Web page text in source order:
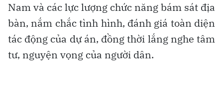
Nam và các lực lượng chức năng bám sát địa
bàn, nắm chắc tình hình, đánh giá toàn diện
tác động của dự án, đồng thời lắng nghe tâm
tư, nguyện vọng của người dân.